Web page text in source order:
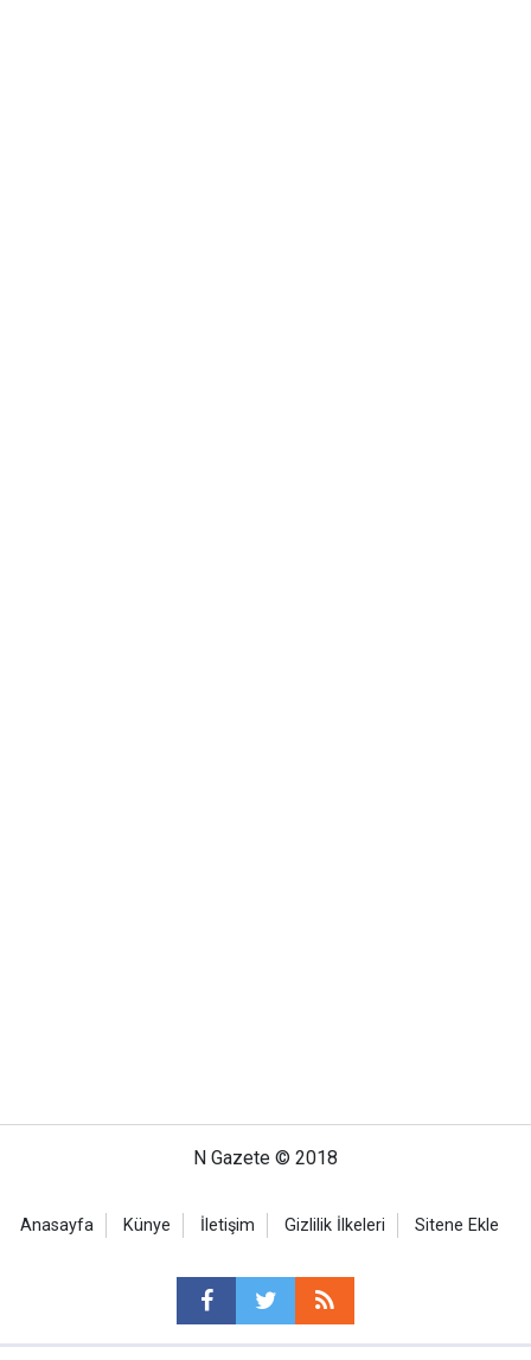
N Gazete © 2018
Anasayfa Künye İletişim Gizlilik İlkeleri Sitene Ekle